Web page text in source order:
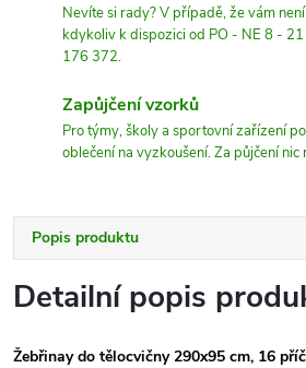
Nevíte si rady? V případě, že vám
kdykoliv k dispozici od PO - NE 8 -
176 372.
Zapůjčení vzorků
Pro týmy, školy a sportovní zařízení
oblečení na vyzkoušení. Za půjčení nic
Popis produktu
Detailní popis
Žebřinay do tělocvičny 290x95 cm, 16